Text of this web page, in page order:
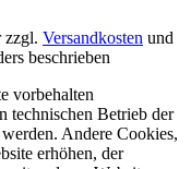
zzgl. Versandkosten und
beschrieben
vorbehalten
technischen Betrieb der
Andere Cookies,
erhöhen, der